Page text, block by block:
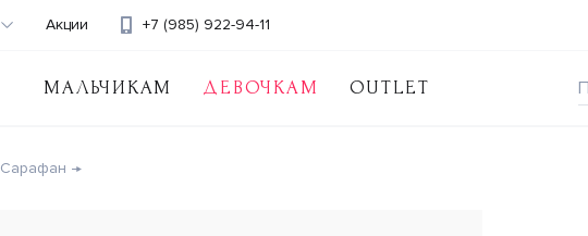
МАЛЬЧИКАМ ДЕВОЧКАМ OUTLET
+7 (985) 922-94-11
Акции
Сарафан